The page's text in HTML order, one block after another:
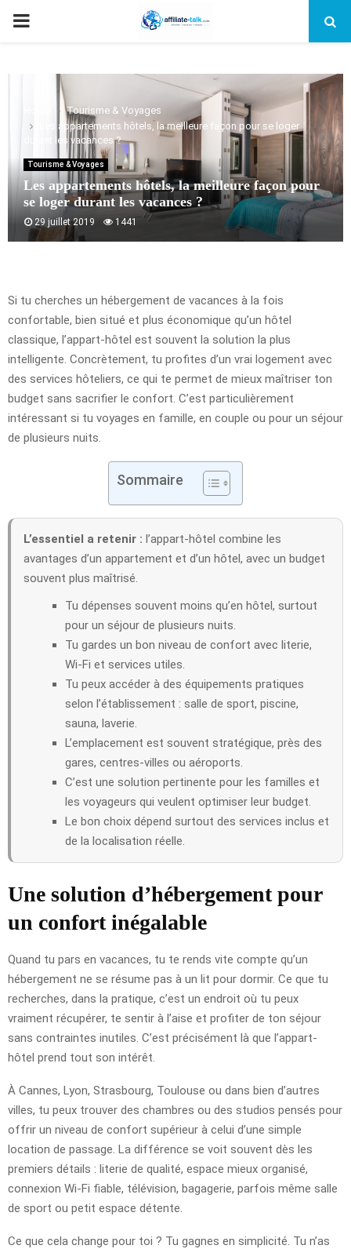
PRIMARY
Tourisme & Voyages
Les appartements hôtels, la meilleure façon pour se loger
durant les vacances ?
Tourisme & Voyages
Les appartements hôtels, la meilleure façon pour
se loger durant les vacances ?
29 juillet 2019 1441
Si tu cherches un hébergement de vacances à la fois
confortable, bien situé et plus économique qu’un hôtel
classique, l’appart-hôtel est souvent la solution la plus
intelligente. Concrètement, tu profites d’un vrai logement avec
des services hôteliers, ce qui te permet de mieux maîtriser ton
budget sans sacrifier le confort. C’est particulièrement
intéressant si tu voyages en famille, en couple ou pour un séjour
de plusieurs nuits.
Sommaire
L’essentiel a retenir : l’appart-hôtel combine les
avantages d’un appartement et d’un hôtel, avec un budget
souvent plus maîtrisé.
Tu dépenses souvent moins qu’en hôtel, surtout
pour un séjour de plusieurs nuits.
Tu gardes un bon niveau de confort avec literie,
Wi-Fi et services utiles.
Tu peux accéder à des équipements pratiques
selon l’établissement : salle de sport, piscine,
sauna, laverie.
L’emplacement est souvent stratégique, près des
gares, centres-villes ou aéroports.
C’est une solution pertinente pour les familles et
les voyageurs qui veulent optimiser leur budget.
Le bon choix dépend surtout des services inclus et
de la localisation réelle.
Une solution d’hébergement pour
un confort inégalable
Quand tu pars en vacances, tu te rends vite compte qu’un
hébergement ne se résume pas à un lit pour dormir. Ce que tu
recherches, dans la pratique, c’est un endroit où tu peux
vraiment récupérer, te sentir à l’aise et profiter de ton séjour
sans contraintes inutiles. C’est précisément là que l’appart-
hôtel prend tout son intérêt.
À Cannes, Lyon, Strasbourg, Toulouse ou dans bien d’autres
villes, tu peux trouver des chambres ou des studios pensés pour
offrir un niveau de confort supérieur à celui d’une simple
location de passage. La différence se voit souvent dès les
premiers détails : literie de qualité, espace mieux organisé,
connexion Wi-Fi fiable, télévision, bagagerie, parfois même salle
de sport ou petit espace détente.
Ce que cela change pour toi ? Tu gagnes en simplicité. Tu n’as